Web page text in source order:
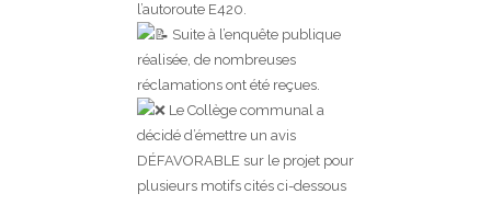
l’autoroute E420.
Suite à l’enquête publique
réalisée, de nombreuses
réclamations ont été reçues.
Le Collège communal a
décidé d’émettre un avis
DÉFAVORABLE sur le projet pour
plusieurs motifs cités ci-dessous